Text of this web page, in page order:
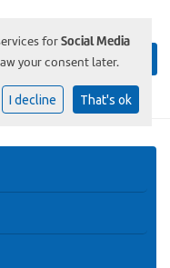
forSocial Media
your consent later.
I decline That's ok